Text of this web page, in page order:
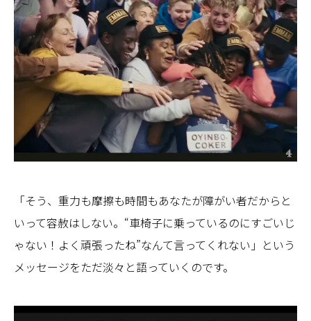
「そう、重力も摩擦も時間もあなたが障がい者だからと
いって容赦はしない。“車椅子に乗っているのにすごいじ
ゃない！よく頑張ったね”なんて言ってくれない」という
メッセージをただ淡々と語っていくのです。